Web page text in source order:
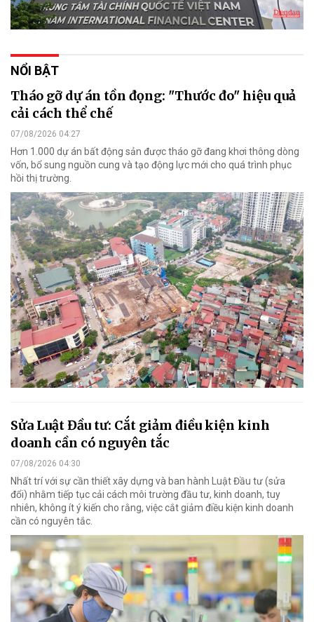
NỔI BẬT
Tháo gỡ dự án tồn đọng: "Thước đo" hiệu quả
cải cách thể chế
07/08/2026 04:27
Hơn 1.000 dự án bất động sản được tháo gỡ đang khơi thông dòng
vốn, bổ sung nguồn cung và tạo động lực mới cho quá trình phục
hồi thị trường.
Sửa Luật Đầu tư: Cắt giảm điều kiện kinh
doanh cần có nguyên tắc
07/08/2026 04:30
Nhất trí với sự cần thiết xây dựng và ban hành Luật Đầu tư (sửa
đổi) nhằm tiếp tục cải cách môi trường đầu tư, kinh doanh, tuy
nhiên, không ít ý kiến cho rằng, việc cắt giảm điều kiện kinh doanh
cần có nguyên tắc.